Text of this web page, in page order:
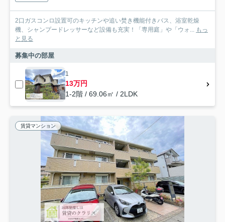
2口ガスコンロ設置可のキッチンや追い焚き機能付きバス、浴室乾燥
機、シャンプードレッサーなど設備も充実！「専用庭」や「ウォ... もっ
と見る
募集中の部屋
1
13万円
1-2階 / 69.06㎡ / 2LDK
賃貸マンション